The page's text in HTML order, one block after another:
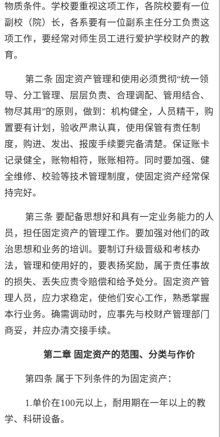
物质条件。学校要重视这项工作，各院校要有一位
副校（院）长，各系要有一位副系主任分工负责这
项工作，要经常对师生员工进行爱护学校财产的教
育。
第二条 固定资产管理和使用必须贯彻“统一领
导、分工管理、层层负责、合理调配、管用结合、
物尽其用”的原则，做到：机构健全，人员精干，购
置要有计划，验收严肃认真，使用保管有责任制
度，购进、发出、报废手续要完备清楚。保证账卡
记录健全，账物相符，账账相符。同时要加强、健
全维修、校验等技术管理制度，使固定资产经常保
持完好。
第三条 要配备思想好和具有一定业务能力的人
员，担任固定资产的管理工作。要加强对他们的政
治思想和业务的培训。要制订升级晋级和考核办
法，管理和使用好的，要表扬奖励，属于责任事故
的损失、丢失应责令赔偿和给予处分。固定资产管
理人员，应力求稳定，使他们安心工作，熟悉掌握
本行业务。确需调动时，应事先与校财产管理部门
商妥，并应办清交接手续。
第二章 固定资产的范围、分类与作价
第四条 属于下列条件的为固定资产：
1.单价在100元以上，耐用期在一年以上的教
学、科研设备。